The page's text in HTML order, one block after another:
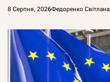
8 Серпня, 2026Федоренко Світлана